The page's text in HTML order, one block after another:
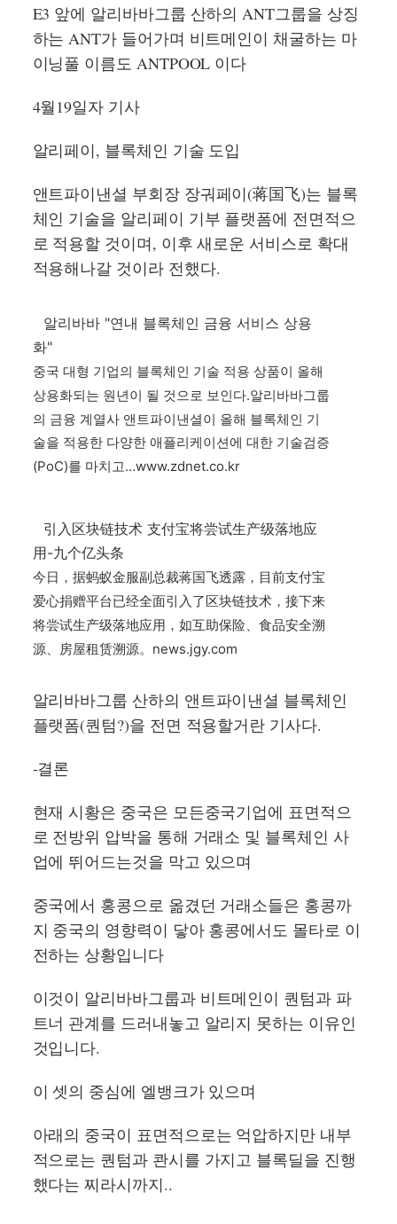
E3 앞에 알리바바그룹 산하의 ANT그룹을 상징
하는 ANT가 들어가며 비트메인이 채굴하는 마
이닝풀 이름도 ANTPOOL 이다
4월19일자 기사
알리페이, 블록체인 기술 도입
앤트파이낸셜 부회장 장궈페이(蒋国飞)는 블록
체인 기술을 알리페이 기부 플랫폼에 전면적으
로 적용할 것이며, 이후 새로운 서비스로 확대
적용해나갈 것이라 전했다.
알리바바 "연내 블록체인 금융 서비스 상용
화"
중국 대형 기업의 블록체인 기술 적용 상품이 올해
상용화되는 원년이 될 것으로 보인다.​알리바바그룹
의 금융 계열사 앤트파이낸셜이 올해 블록체인 기
술을 적용한 다양한 애플리케이션에 대한 기술검증
(PoC)를 마치고…www.zdnet.co.kr
引入区块链技术 支付宝将尝试生产级落地应
用-九个亿头条
今日，据蚂蚁金服副总裁蒋国飞透露，目前支付宝
爱心捐赠平台已经全面引入了区块链技术，接下来
将尝试生产级落地应用，如互助保险、食品安全溯
源、房屋租赁溯源。 news.jgy.com
알리바바그룹 산하의 앤트파이낸셜 블록체인
플랫폼(퀀텀?)을 전면 적용할거란 기사다.
-결론
현재 시황은 중국은 모든중국기업에 표면적으
로 전방위 압박을 통해 거래소 및 블록체인 사
업에 뛰어드는것을 막고 있으며
중국에서 홍콩으로 옮겼던 거래소들은 홍콩까
지 중국의 영향력이 닿아 홍콩에서도 몰타로 이
전하는 상황입니다
이것이 알리바바그룹과 비트메인이 퀀텀과 파
트너 관계를 드러내놓고 알리지 못하는 이유인
것입니다.
이 셋의 중심에 엘뱅크가 있으며
아래의 중국이 표면적으로는 억압하지만 내부
적으로는 퀀텀과 콴시를 가지고 블록딜을 진행
했다는 찌라시까지..